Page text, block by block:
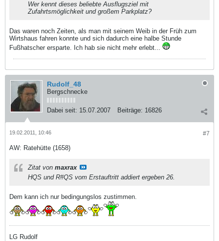
Wer kennt dieses beliebte Ausflugsziel mit
Zufahrtsmöglichkeit und großem Parkplatz?
Das waren noch Zeiten, als man mit seinem Weib in der Früh zum
Wirtshaus fahren konnte und sich dadurch eine halbe Stunde
Fußhatscher ersparte. Ich hab sie nicht mehr erlebt...
Rudolf_48
Bergschnecke
Dabei seit: 15.07.2007 Beiträge: 16826
#7
19.02.2011, 10:46
AW: Ratehütte (1658)
Zitat von maxrax
HQS und R#QS vom Erstauftritt addiert ergeben 26.
Dem kann ich nur bedingungslos zustimmen.
LG Rudolf